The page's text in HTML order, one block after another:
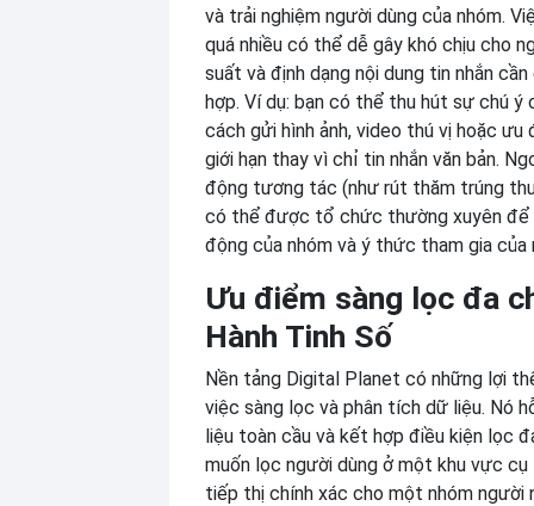
và trải nghiệm người dùng của nhóm.
quá nhiều có thể dễ gây khó chịu cho
suất và định dạng nội dung tin nhắn
hợp. Ví dụ: bạn có thể thu hút sự chú ý
cách gửi hình ảnh, video thú vị hoặc ưu
giới hạn thay vì chỉ tin nhắn văn bản.
động tương tác (như rút thăm trúng
có thể được tổ chức thường xuyên để
động của nhóm và ý thức tham gia của
Ưu điểm sàng lọc đa
Hành Tinh Số
Nền tảng Digital Planet có những lợi
việc sàng lọc và phân tích dữ liệu. Nó
liệu toàn cầu và kết hợp điều kiện lọc
muốn lọc người dùng ở một khu vực cụ
tiếp thị chính xác cho một nhóm người